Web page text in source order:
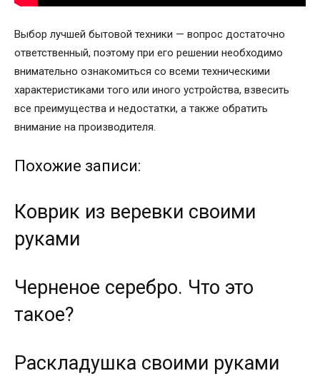
Выбор лучшей бытовой техники — вопрос достаточно
ответственный, поэтому при его решении необходимо
внимательно ознакомиться со всеми техническими
характеристиками того или иного устройства, взвесить
все преимущества и недостатки, а также обратить
внимание на производителя.
Похожие записи:
Коврик из веревки своими
руками
Черненое серебро. Что это
такое?
Раскладушка своими руками